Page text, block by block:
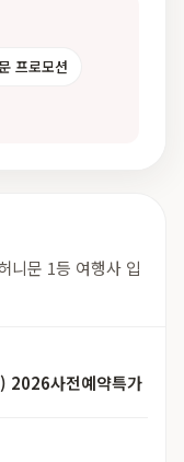
프로모션
니문 1등 여행사 입
2026사전예약특가